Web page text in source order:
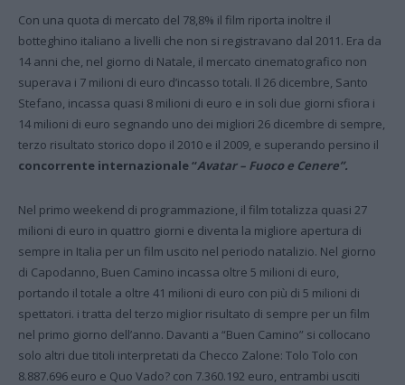
Con una quota di mercato del 78,8% il film riporta inoltre il
botteghino italiano a livelli che non si registravano dal 2011. Era da
14 anni che, nel giorno di Natale, il mercato cinematografico non
superava i 7 milioni di euro d’incasso totali. Il 26 dicembre, Santo
Stefano, incassa quasi 8 milioni di euro e in soli due giorni sfiora i
14 milioni di euro segnando uno dei migliori 26 dicembre di sempre,
terzo risultato storico dopo il 2010 e il 2009, e superando persino il
concorrente internazionale “Avatar – Fuoco e Cenere”.
Nel primo weekend di programmazione, il film totalizza quasi 27
milioni di euro in quattro giorni e diventa la migliore apertura di
sempre in Italia per un film uscito nel periodo natalizio. Nel giorno
di Capodanno, Buen Camino incassa oltre 5 milioni di euro,
portando il totale a oltre 41 milioni di euro con più di 5 milioni di
spettatori. i tratta del terzo miglior risultato di sempre per un film
nel primo giorno dell’anno. Davanti a “Buen Camino” si collocano
solo altri due titoli interpretati da Checco Zalone: Tolo Tolo con
8.887.696 euro e Quo Vado? con 7.360.192 euro, entrambi usciti